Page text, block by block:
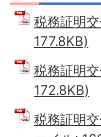
税務証明
177.8KB)
税務証明
172.8KB)
税務証明